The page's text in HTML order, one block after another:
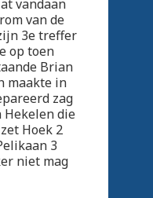
vandaan
van de
3e treffer
op toen
Brian
maakte in
zag
Hekelen die
Hoek 2
3
niet mag